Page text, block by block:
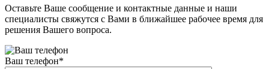
Оставьте Ваше сообщение и контактные данные и наши
специалисты свяжутся с Вами в ближайшее рабочее время для
решения Вашего вопроса.
Ваш телефон*